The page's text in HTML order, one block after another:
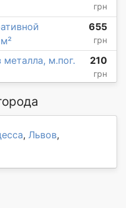
грн
655
грн
м.пог. 210
грн
, Львов,